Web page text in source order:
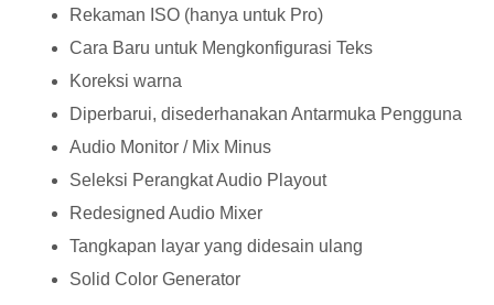
Rekaman ISO (hanya untuk Pro)
Cara Baru untuk Mengkonfigurasi Teks
Koreksi warna
Diperbarui, disederhanakan Antarmuka Pengguna
Audio Monitor / Mix Minus
Seleksi Perangkat Audio Playout
Redesigned Audio Mixer
Tangkapan layar yang didesain ulang
Solid Color Generator